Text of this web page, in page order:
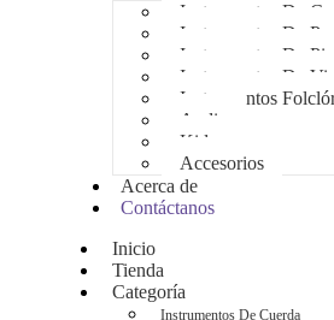
Instrumentos De
Instrumentos De
Instrumentos De
Instrumentos De
Instrumentos
Audio
Kids
Accesorios
Acerca de
Contáctanos
Inicio
Tienda
Categoría
Instrumentos De Cuerda